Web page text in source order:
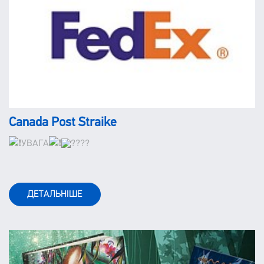
Canada Post Straike
УВАГА
ДЕТАЛЬНІШЕ